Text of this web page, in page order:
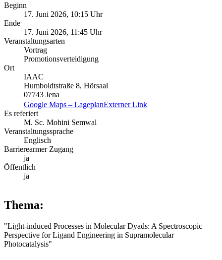
Beginn
17. Juni 2026, 10:15 Uhr
Ende
17. Juni 2026, 11:45 Uhr
Veranstaltungsarten
Vortrag
Promotionsverteidigung
Ort
IAAC
Humboldtstraße 8, Hörsaal
07743 Jena
Google Maps – LageplanExterner Link
Es referiert
M. Sc. Mohini Semwal
Veranstaltungssprache
Englisch
Barrierearmer Zugang
ja
Öffentlich
ja
Thema:
"Light-induced Processes in Molecular Dyads: A Spectroscopic
Perspective for Ligand Engineering in Supramolecular
Photocatalysis"